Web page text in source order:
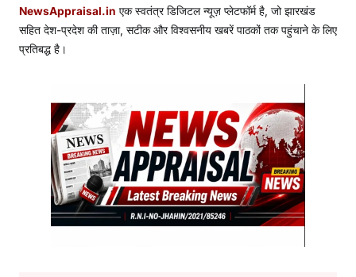
NewsAppraisal.in एक स्वतंत्र डिजिटल न्यूज़ प्लेटफॉर्म है, जो झारखंड
सहित देश-प्रदेश की ताज़ा, सटीक और विश्वसनीय खबरें पाठकों तक पहुंचाने के लिए
प्रतिबद्ध है।